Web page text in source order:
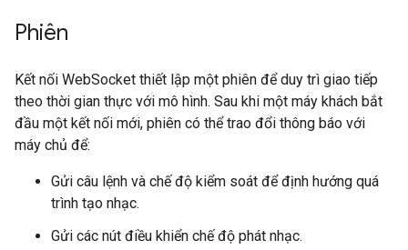
Phiên
Kết nối WebSocket thiết lập một phiên để duy trì giao tiếp
theo thời gian thực với mô hình. Sau khi một máy khách bắt
đầu một kết nối mới, phiên có thể trao đổi thông báo với
máy chủ để:
Gửi câu lệnh và chế độ kiểm soát để định hướng quá
trình tạo nhạc.
Gửi các nút điều khiển chế độ phát nhạc.